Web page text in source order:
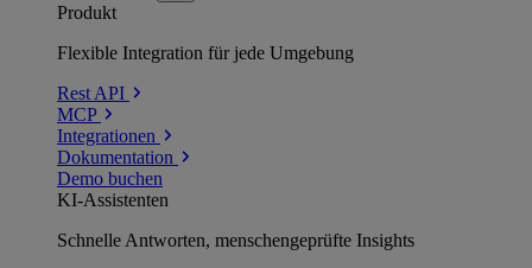
Produkt
Flexible Integration für jede Umgebung
Rest API
MCP
Integrationen
Dokumentation
Demo buchen
KI-Assistenten
Schnelle Antworten, menschengeprüfte Insights